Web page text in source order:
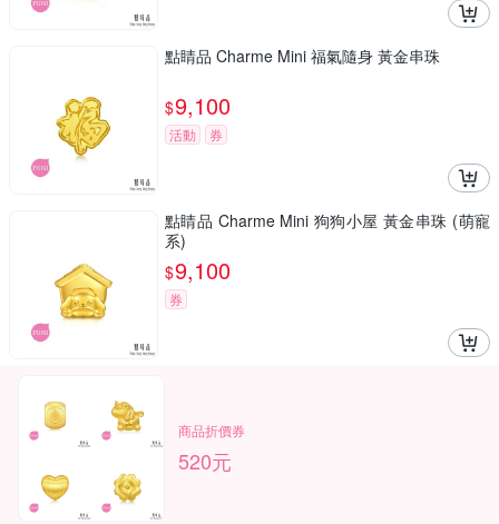
點睛品 Charme Mini 福氣隨身 黃金串珠
$9,100
活動 券
點睛品 Charme Mini 狗狗小屋 黃金串珠 (萌寵
系)
$9,100
券
商品折價券
520元